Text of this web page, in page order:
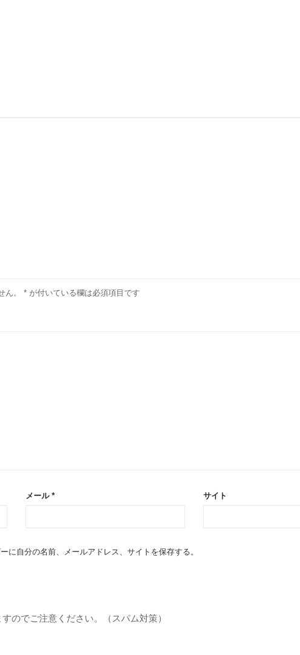
。 * が付いている欄は必須項目です
メール * サイト
に自分の名前、メールアドレス、サイトを保存する。
のでご注意ください。（スパム対策）